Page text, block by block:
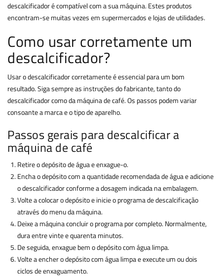
descalcificador é compatível com a sua máquina. Estes produtos
encontram-se muitas vezes em supermercados e lojas de utilidades.
Como usar corretamente um
descalcificador?
Usar o descalcificador corretamente é essencial para um bom
resultado. Siga sempre as instruções do fabricante, tanto do
descalcificador como da máquina de café. Os passos podem variar
consoante a marca e o tipo de aparelho.
Passos gerais para descalcificar a
máquina de café
Retire o depósito de água e enxague-o.
Encha o depósito com a quantidade recomendada de água e adicione
o descalcificador conforme a dosagem indicada na embalagem.
Volte a colocar o depósito e inicie o programa de descalcificação
através do menu da máquina.
Deixe a máquina concluir o programa por completo. Normalmente,
dura entre vinte e quarenta minutos.
De seguida, enxague bem o depósito com água limpa.
Volte a encher o depósito com água limpa e execute um ou dois
ciclos de enxaguamento.